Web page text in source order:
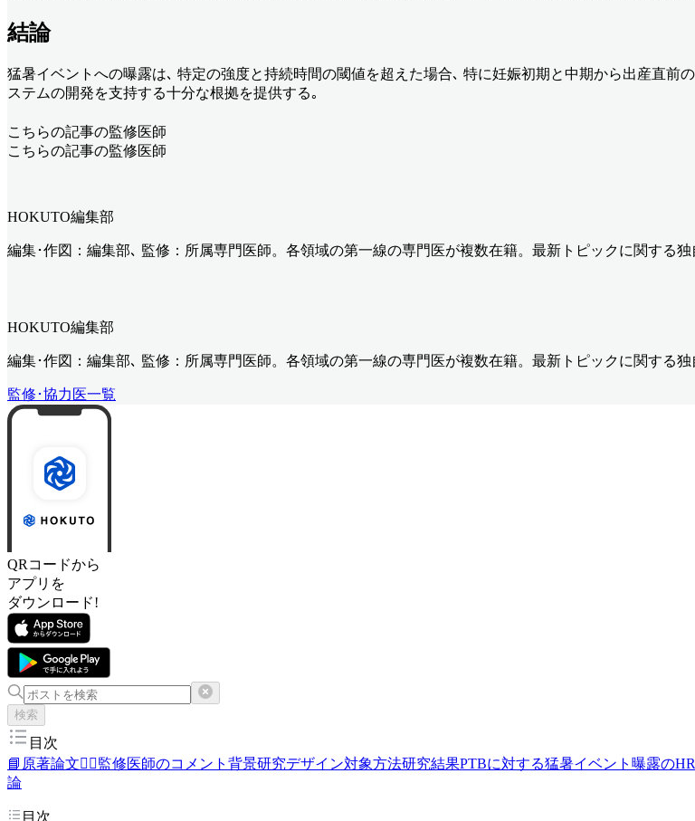
結論
猛暑イベントへの曝露は､ 特定の強度と持続時間の閾値を超えた場合､ 特に妊娠初期と中期から出産直前
ステムの開発を支持する十分な根拠を提供する｡
こちらの記事の監修医師
こちらの記事の監修医師
HOKUTO編集部
編集･作図：編集部､ 監修：所属専門医師。各領域の第一線の専門医が複数在籍。最新トピックに関する独
HOKUTO編集部
編集･作図：編集部､ 監修：所属専門医師。各領域の第一線の専門医が複数在籍。最新トピックに関する独
監修･協力医一覧
QRコードから
アプリを
ダウンロード!
検索
目次
📘原著論文👨‍⚕️監修医師のコメント 背景研究デザイン対象方法研究結果PTBに対する猛暑イベント曝露のHR
論
目次